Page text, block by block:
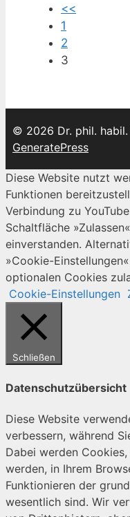
<<
1
2
3
© 2026 Dr. phil.
GeneratePress
Diese Website nutzt
Funktionen
Verbindung zu
Schaltfläche
einverstanden.
»Cookie-
optionalen Cookies
Cookie-Einstellungen
Schließen
Datenschutzübersicht
Diese Website
verbessern, während
Dabei werden
werden, in Ihrem
Funktionieren der
wesentlich sind. Wir